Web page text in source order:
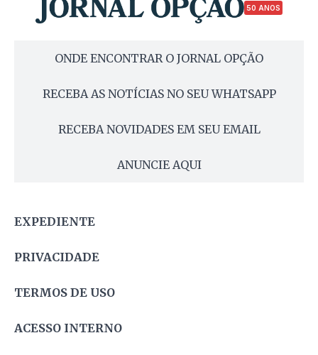
50 ANOS
ONDE ENCONTRAR O JORNAL OPÇÃO
RECEBA AS NOTÍCIAS NO SEU WHATSAPP
RECEBA NOVIDADES EM SEU EMAIL
ANUNCIE AQUI
EXPEDIENTE
PRIVACIDADE
TERMOS DE USO
ACESSO INTERNO